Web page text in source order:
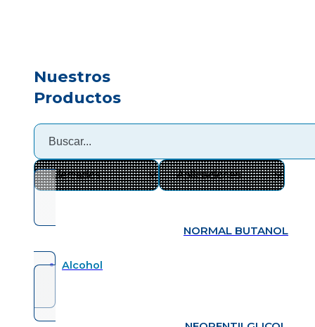
Nuestros
Productos
NORMAL BUTANOL
Alcohol